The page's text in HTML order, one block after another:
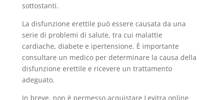
sottostanti.
La disfunzione erettile può essere causata da una
serie di problemi di salute, tra cui malattie
cardiache, diabete e ipertensione. È importante
consultare un medico per determinare la causa della
disfunzione erettile e ricevere un trattamento
adeguato.
In breve, non è permesso acquistare Levitra online